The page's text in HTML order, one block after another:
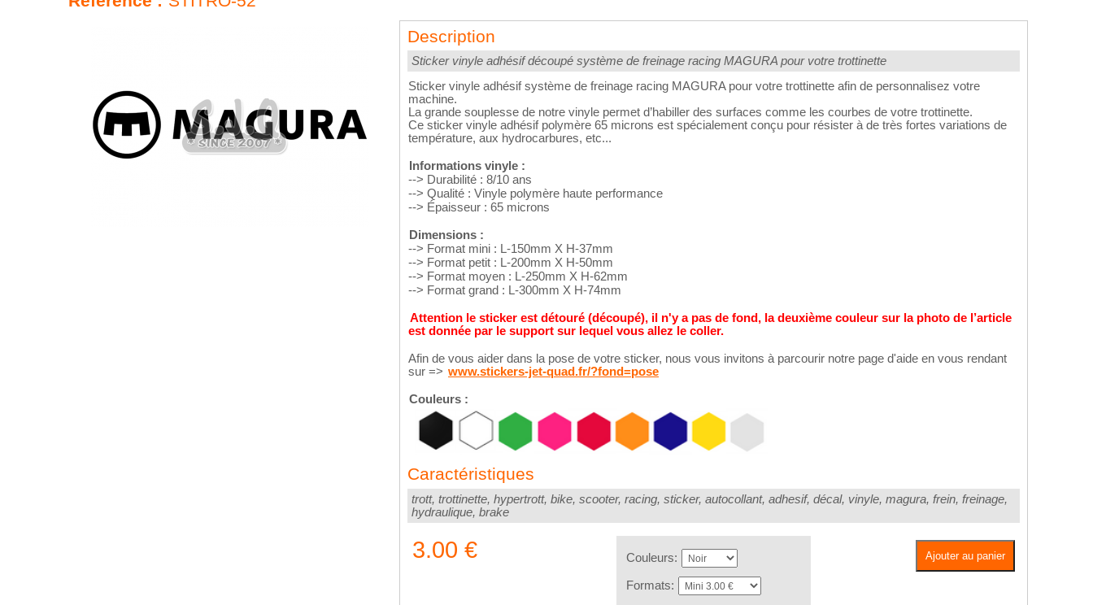
Description
Sticker vinyle adhésif découpé système de freinage racing MAGURA pour votre trottinette
Sticker vinyle adhésif système de freinage racing MAGURA pour votre trottinette afin de personnalisez votre
machine.
La grande souplesse de notre vinyle permet d’habiller des surfaces comme les courbes de votre trottinette.
Ce sticker vinyle adhésif polymère 65 microns est spécialement conçu pour résister à de très fortes variations de
température, aux hydrocarbures, etc...
Informations vinyle :
--> Durabilité : 8/10 ans
--> Qualité : Vinyle polymère haute performance
--> Épaisseur : 65 microns
Dimensions :
--> Format mini : L-150mm X H-37mm
--> Format petit : L-200mm X H-50mm
--> Format moyen : L-250mm X H-62mm
--> Format grand : L-300mm X H-74mm
Attention le sticker est détouré (découpé), il n'y a pas de fond, la deuxième couleur sur la photo de l’article
est donnée par le support sur lequel vous allez le coller.
Afin de vous aider dans la pose de votre sticker, nous vous invitons à parcourir notre page d'aide en vous rendant
sur => www.stickers-jet-quad.fr/?fond=pose
Couleurs :
Caractéristiques
trott, trottinette, hypertrott, bike, scooter, racing, sticker, autocollant, adhesif, décal, vinyle, magura, frein, freinage,
hydraulique, brake
3.00 € Couleurs:
Formats:
Ajouter au panier